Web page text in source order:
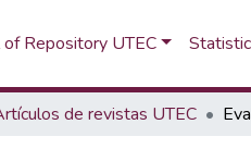
Repository UTEC
de revistas UTEC